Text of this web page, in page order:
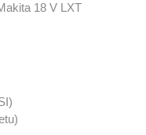
18 V LXT